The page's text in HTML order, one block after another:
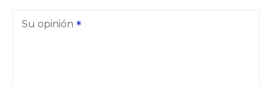
Su opinión